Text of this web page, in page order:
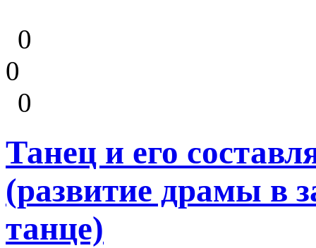
0
0
0
Танец и его
(развитие драмы в
танце)